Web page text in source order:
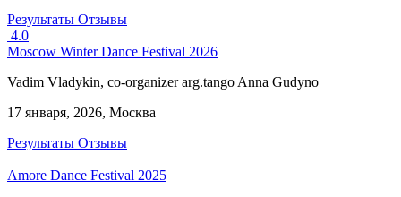
Результаты Отзывы
4.0
Moscow Winter Dance Festival 2026
Vadim Vladykin, co-organizer arg.tango Anna Gudyno
17 января, 2026, Москва
Результаты Отзывы
Amore Dance Festival 2025